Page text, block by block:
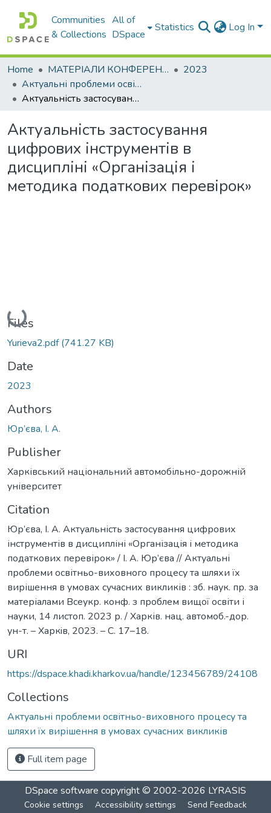
Communities
& Collections
All of
DSpace
Statistics Log In
Home МАТЕРІАЛИ КОНФЕРЕНЦІЙ
2023
Актуальні проблеми освітньо-виховного процесу та шляхи їх вирішення в умовах сучасних викликів
Актуальність застосування цифрових інструментів в дисципліні «Організація і методика податкових перевірок»
Актуальність застосування
цифрових інструментів в
дисципліні «Організація і
методика податкових перевірок»
Loading...
Files
Yurieva2.pdf(741.27 KB)
Date
2023
Authors
Юр’єва, І. А.
Publisher
Харківський національний автомобільно-дорожній
університет
Citation
Юр’єва, І. А. Актуальність застосування цифрових
інструментів в дисципліні «Організація і методика
податкових перевірок» / І. А. Юр’єва // Актуальні
проблеми освітньо-виховного процесу та шляхи їх
вирішення в умовах сучасних викликів : зб. наук. пр. за
матеріалами Всеукр. конф. з проблем вищої освіти і
науки, 14 листоп. 2023 р. / Харків. нац. автомоб.-дор.
ун-т. – Харкiв, 2023. – С. 17–18.
URI
https://dspace.khadi.kharkov.ua/handle/123456789/24108
Collections
Актуальні проблеми освітньо-виховного процесу та
шляхи їх вирішення в умовах сучасних викликів
Full item page
DSpace software copyright © 2002-2026 LYRASIS
Cookie settings Accessibility settings Send Feedback